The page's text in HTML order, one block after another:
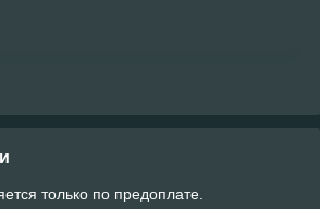
только по предоплате.